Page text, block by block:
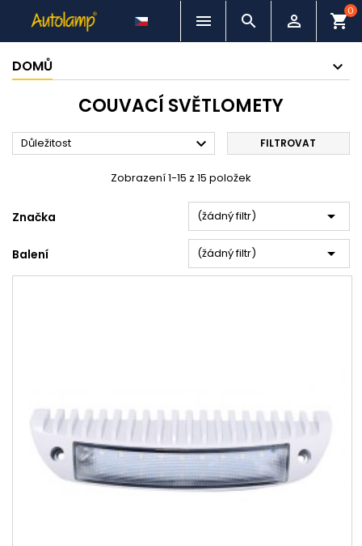
   shopping_cart
0
DOMŮ
COUVACÍ SVĚTLOMETY
Důležitost  FILTROVAT
Zobrazení 1-15 z 15 položek
Značka (žádný filtr) 
Balení (žádný filtr) 